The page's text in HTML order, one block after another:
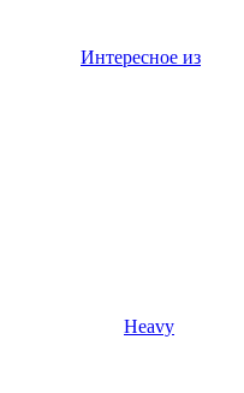
Интересное из
Heavy